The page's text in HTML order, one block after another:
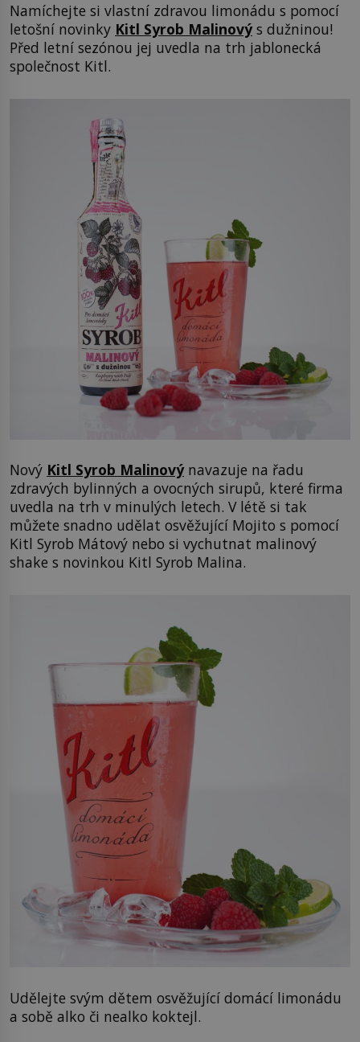
Namíchejte si vlastní zdravou limonádu s pomocí
letošní novinky Kitl Syrob Malinovýs dužninou!
Před letní sezónou jej uvedla na trh jablonecká
společnost Kitl.
Nový Kitl Syrob Malinovýnavazuje na řadu
zdravých bylinných a ovocných sirupů, které firma
uvedla na trh v minulých letech. V létě si tak
můžete snadno udělat osvěžující Mojito s pomocí
Kitl Syrob Mátový nebo si vychutnat malinový
shake s novinkou Kitl Syrob Malina.
Udělejte svým dětem osvěžující domácí limonádu
a sobě alko či nealko koktejl.